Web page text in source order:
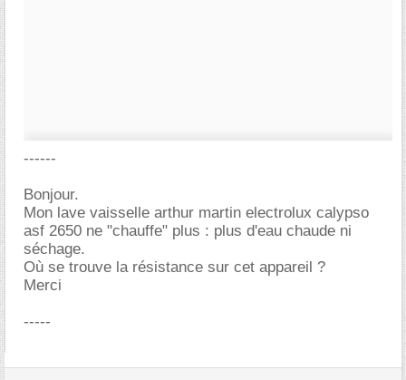
------
Bonjour.
Mon lave vaisselle arthur martin electrolux calypso
asf 2650 ne "chauffe" plus : plus d'eau chaude ni
séchage.
Où se trouve la résistance sur cet appareil ?
Merci
-----